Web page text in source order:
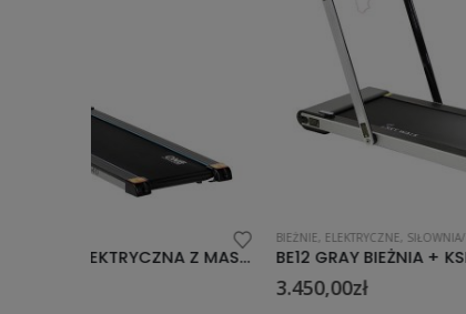
SIŁOWNIA/FITNESS
BE12 GRAY BIEŻNIA + KSIĄŻKA SLOW JOGGING + RC1206 ORANGE RĘCZNIK HMS
BIEŻNIE